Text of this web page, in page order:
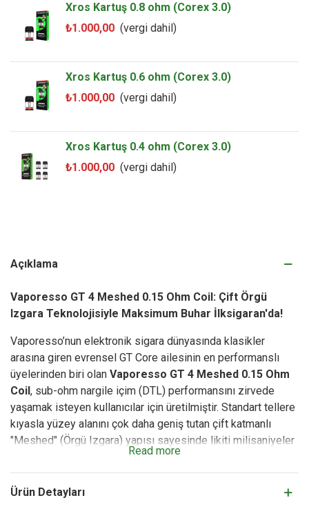
Xros Kartuş 0.8 ohm (Corex 3.0)
₺1.000,00 (vergi dahil)
Xros Kartuş 0.6 ohm (Corex 3.0)
₺1.000,00 (vergi dahil)
Xros Kartuş 0.4 ohm (Corex 3.0)
₺1.000,00 (vergi dahil)
Açıklama
Vaporesso GT 4 Meshed 0.15 Ohm Coil: Çift Örgü
Izgara Teknolojisiyle Maksimum Buhar İlksigaran'da!
Vaporesso’nun elektronik sigara dünyasında klasikler
arasına giren evrensel GT Core ailesinin en performanslı
üyelerinden biri olan Vaporesso GT 4 Meshed 0.15 Ohm
Coil , sub-ohm nargile içim (DTL) performansını zirvede
yaşamak isteyen kullanıcılar için üretilmiştir. Standart tellere
kıyasla yüzey alanını çok daha geniş tutan çift katmanlı
"Meshed" (Örgü Izgara) yapısı sayesinde likiti milisaniyeler
içinde kusursuzca buharlaştırır. Bu gelişmiş mimari, ani
ısınma dengesizliklerini ortadan kaldırarak kuru çekim (dry
hit) ya da erken coil yanması gibi sorunların önüne geçer.
Read more
Ürün Detayları